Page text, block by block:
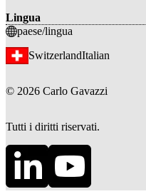
Lingua
paese/lingua
SwitzerlandItalian
© 2026 Carlo Gavazzi
Tutti i diritti riservati.